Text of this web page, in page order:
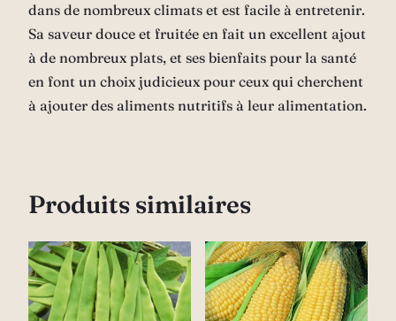
dans de nombreux climats et est facile à entretenir.
Sa saveur douce et fruitée en fait un excellent ajout
à de nombreux plats, et ses bienfaits pour la santé
en font un choix judicieux pour ceux qui cherchent
à ajouter des aliments nutritifs à leur alimentation.
Produits similaires